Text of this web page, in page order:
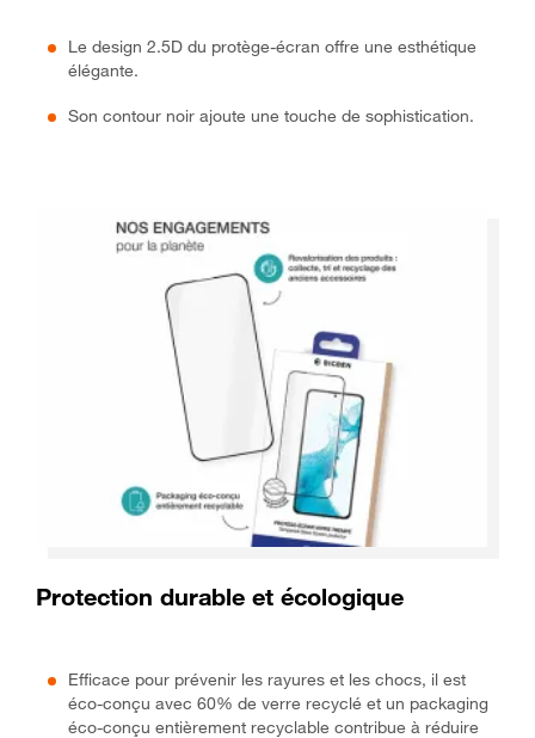
Le design 2.5D du protège-écran offre une esthétique
élégante.
Son contour noir ajoute une touche de sophistication.
Protection durable et écologique
Efficace pour prévenir les rayures et les chocs, il est
éco-conçu avec 60% de verre recyclé et un packaging
éco-conçu entièrement recyclable contribue à réduire